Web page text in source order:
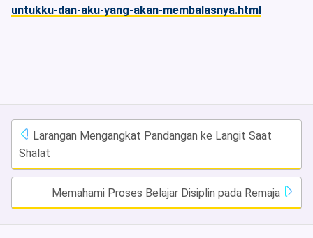
untukku-dan-aku-yang-akan-membalasnya.html
Larangan Mengangkat Pandangan ke Langit Saat
Shalat
Memahami Proses Belajar Disiplin pada Remaja